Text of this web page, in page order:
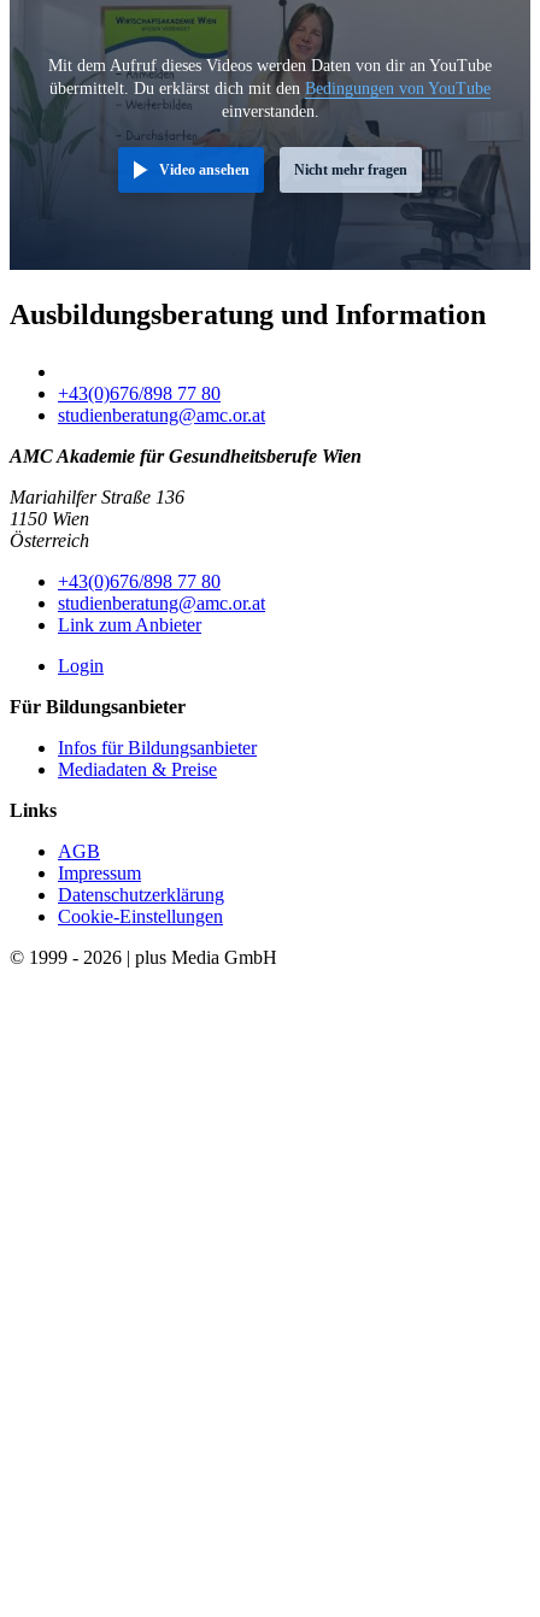
Mit dem Aufruf dieses Videos werden Daten von dir an YouTube
übermittelt. Du erklärst dich mit den Bedingungen von YouTube
einverstanden.
Video ansehen Nicht mehr fragen
Ausbildungsberatung und Information
+43(0)676/898 77 80
studienberatung@amc.or.at
AMC Akademie für Gesundheitsberufe Wien
Mariahilfer Straße 136
1150 Wien
Österreich
+43(0)676/898 77 80
studienberatung@amc.or.at
Link zum Anbieter
Login
Für Bildungsanbieter
Infos für Bildungsanbieter
Mediadaten & Preise
Links
AGB
Impressum
Datenschutzerklärung
Cookie-Einstellungen
© 1999 - 2026 | plus Media GmbH